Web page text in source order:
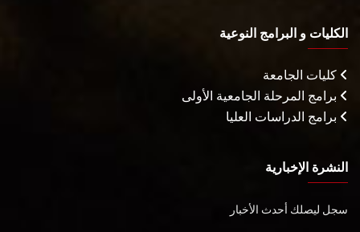
الكليات و البرامج النوعية
كليات الجامعة
برامج المرحلة الجامعية الأولى
برامج الدراسات العليا
النشرة الإخبارية
سجل ليصلك أحدث الأخبار